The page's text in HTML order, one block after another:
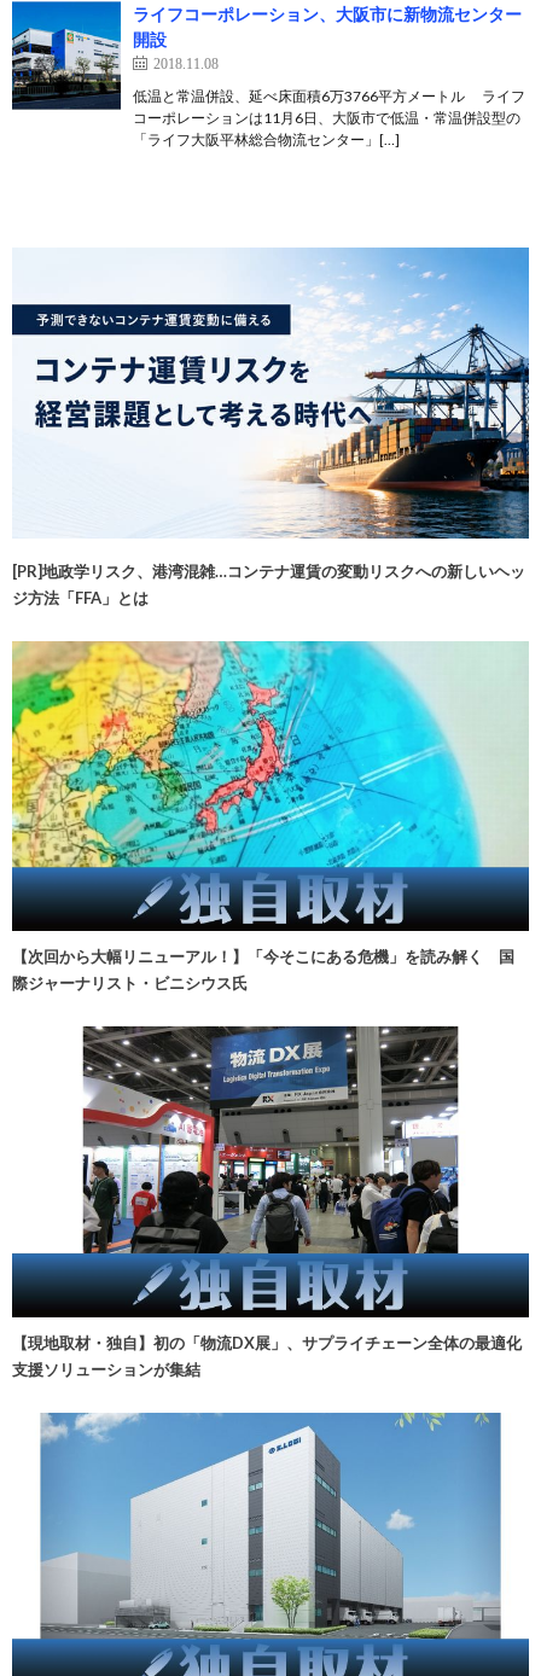
ライフコーポレーション、大阪市に新物流センター
開設
2018.11.08
低温と常温併設、延べ床面積6万3766平方メートル ライフ
コーポレーションは11月6日、大阪市で低温・常温併設型の
「ライフ大阪平林総合物流センター」[…]
[PR]地政学リスク、港湾混雑…コンテナ運賃の変動リスクへの新しいヘッ
ジ方法「FFA」とは
【次回から大幅リニューアル！】「今そこにある危機」を読み解く 国
際ジャーナリスト・ビニシウス氏
【現地取材・独自】初の「物流DX展」、サプライチェーン全体の最適化
支援ソリューションが集結